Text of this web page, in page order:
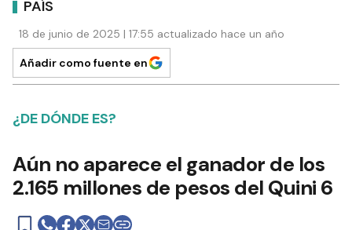
PAÍS
18 de junio de 2025 | 17:55 actualizado hace un año
Añadir como fuente en
¿DE DÓNDE ES?
Aún no aparece el ganador de los
2.165 millones de pesos del Quini 6